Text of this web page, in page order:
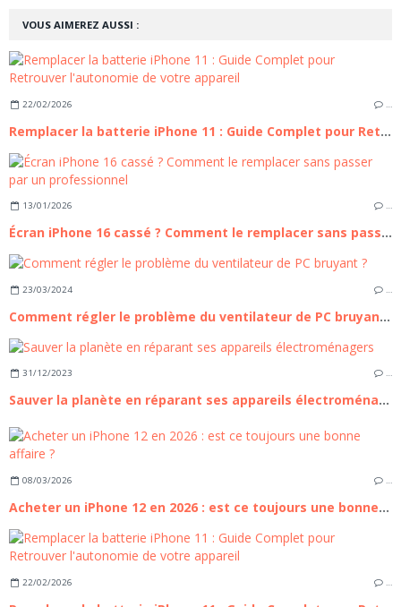
VOUS AIMEREZ AUSSI :
22/02/2026
Remplacer la batterie iPhone 11 : Guide Complet pour Retrouver l'autonomie de votre appareil
13/01/2026 …
Écran iPhone 16 cassé ? Comment le remplacer sans passer par un professionnel
23/03/2024 …
Comment régler le problème du ventilateur de PC bruyant ?
31/12/2023 …
Sauver la planète en réparant ses appareils électroménagers
08/03/2026 …
Acheter un iPhone 12 en 2026 : est ce toujours une bonne affaire ?
22/02/2026 …